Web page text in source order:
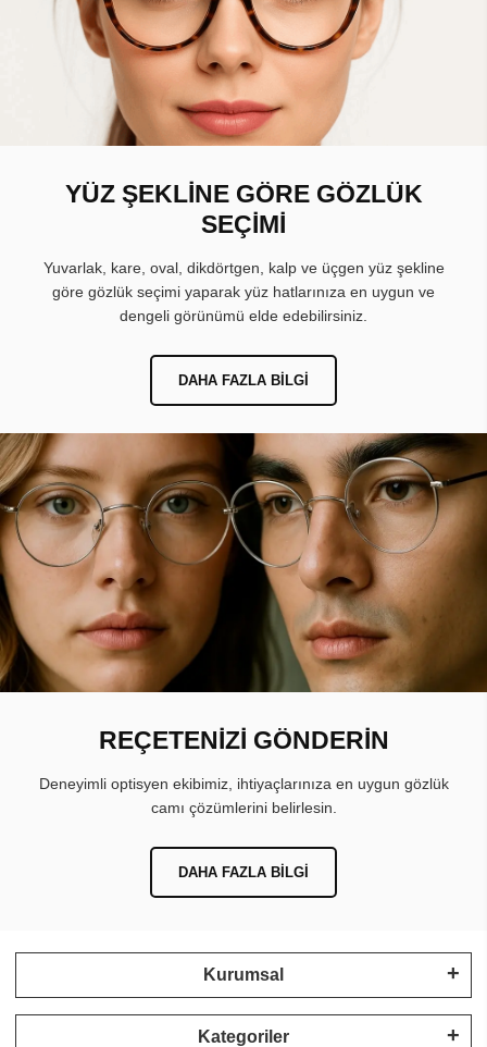
YÜZ ŞEKLİNE GÖRE GÖZLÜK
SEÇİMİ
Yuvarlak, kare, oval, dikdörtgen, kalp ve üçgen yüz şekline
göre gözlük seçimi yaparak yüz hatlarınıza en uygun ve
dengeli görünümü elde edebilirsiniz.
DAHA FAZLA BILGI
REÇETENİZİ GÖNDERİN
Deneyimli optisyen ekibimiz, ihtiyaçlarınıza en uygun gözlük
camı çözümlerini belirlesin.
DAHA FAZLA BILGI
Kurumsal
Kategoriler